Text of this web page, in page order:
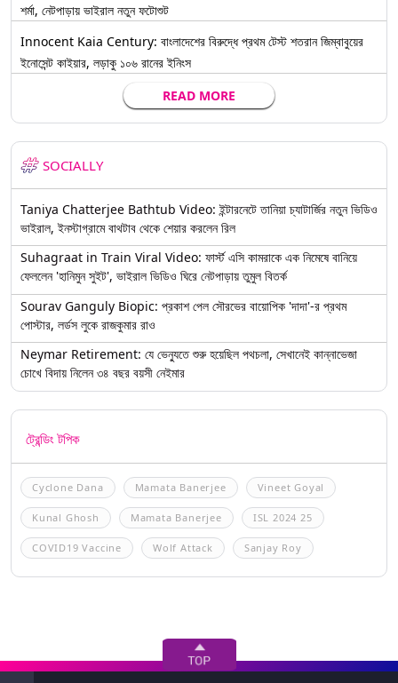
শর্মা, নেটপাড়ায় ভাইরাল নতুন ফটোশুট
Innocent Kaia Century: বাংলাদেশের বিরুদ্ধে প্রথম টেস্ট শতরান জিম্বাবুয়ের
ইনোসেন্ট কাইয়ার, লড়াকু ১০৬ রানের ইনিংস
READ MORE
SOCIALLY
Taniya Chatterjee Bathtub Video: ইন্টারনেটে তানিয়া চ্যাটার্জির নতুন ভিডিও
ভাইরাল, ইনস্টাগ্রামে বাথটাব থেকে শেয়ার করলেন রিল
Suhagraat in Train Viral Video: ফার্স্ট এসি কামরাকে এক নিমেষে বানিয়ে
ফেললেন 'হানিমুন সুইট', ভাইরাল ভিডিও ঘিরে নেটপাড়ায় তুমুল বিতর্ক
Sourav Ganguly Biopic: প্রকাশ পেল সৌরভের বায়োপিক 'দাদা'-র প্রথম
পোস্টার, লর্ডস লুকে রাজকুমার রাও
Neymar Retirement: যে ভেন্যুতে শুরু হয়েছিল পথচলা, সেখানেই কান্নাভেজা
চোখে বিদায় নিলেন ৩৪ বছর বয়সী নেইমার
ট্রেন্ডিং টপিক
Cyclone Dana Mamata Banerjee Vineet Goyal
Kunal Ghosh Mamata Banerjee ISL 2024 25
COVID19 Vaccine Wolf Attack Sanjay Roy